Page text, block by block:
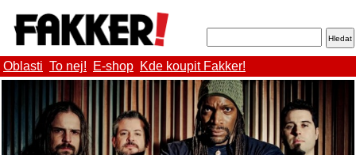
Oblasti To nej! E-shop Kde koupit Fakker!